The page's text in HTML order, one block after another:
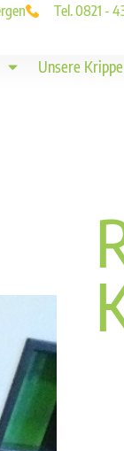
Tel. 0821 -
Unsere Krippe